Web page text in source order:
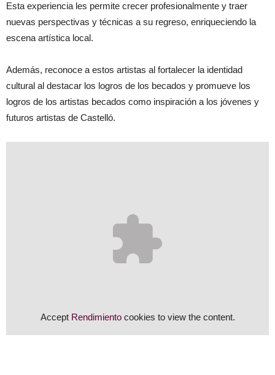
Esta experiencia les permite crecer profesionalmente y traer
nuevas perspectivas y técnicas a su regreso, enriqueciendo la
escena artística local.
Además, reconoce a estos artistas al fortalecer la identidad
cultural al destacar los logros de los becados y promueve los
logros de los artistas becados como inspiración a los jóvenes y
futuros artistas de Castelló.
Accept Rendimientocookies to view the content.